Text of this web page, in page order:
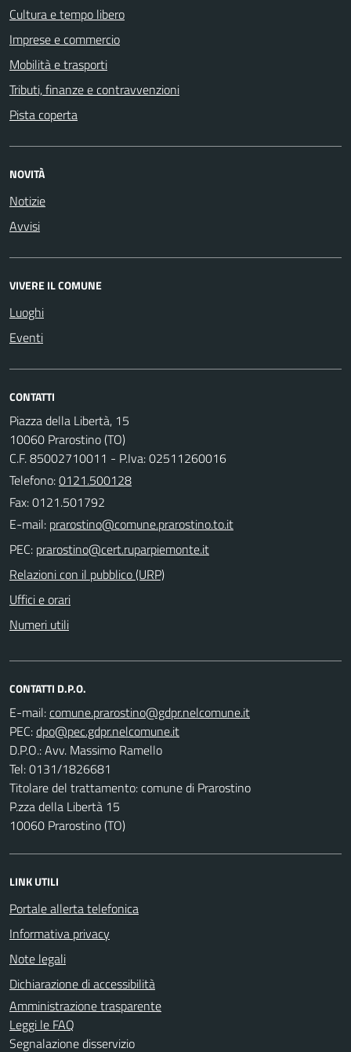
Cultura e tempo libero
Imprese e commercio
Mobilità e trasporti
Tributi, finanze e contravvenzioni
Pista coperta
NOVITÀ
Notizie
Avvisi
VIVERE IL COMUNE
Luoghi
Eventi
CONTATTI
Piazza della Libertà, 15
10060 Prarostino (TO)
C.F. 85002710011 - P.Iva: 02511260016
Telefono:0121.500128
Fax: 0121.501792
E-mail:
PEC:
Relazioni con il pubblico (URP)
Uffici e orari
Numeri utili
CONTATTI D.P.O.
E-mail:
PEC:
D.P.O.: Avv. Massimo Ramello
Tel: 0131/1826681
Titolare del trattamento: comune di Prarostino
P.zza della Libertà 15
10060 Prarostino (TO)
LINK UTILI
Portale allerta telefonica
Informativa privacy
Note legali
Dichiarazione di accessibilità
Amministrazione trasparente
Leggi le FAQ
Segnalazione disservizio